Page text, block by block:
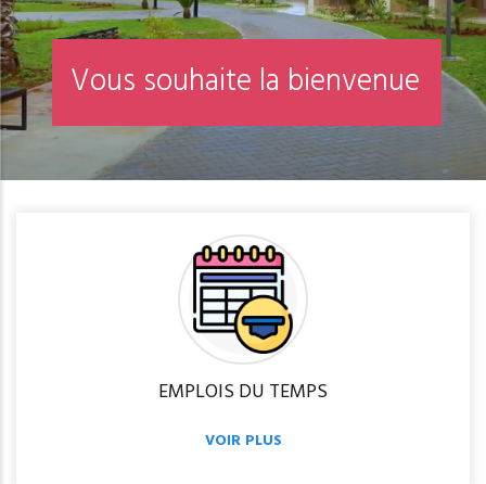
Réinscripti
o
n
EMPLOIS DU TEMPS
VOIR PLUS